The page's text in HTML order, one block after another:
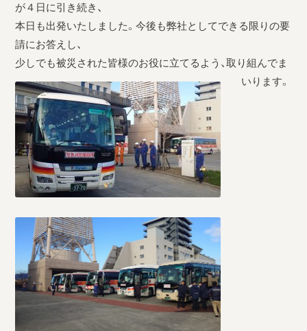
が４日に引き続き、
本日も出発いたしました。今後も弊社としてできる限りの要
請にお答えし、
少しでも被災された皆様のお役に立てるよう、取り組んでま
いります。